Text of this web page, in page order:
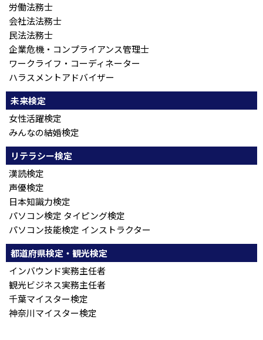
労働法務士
会社法法務士
民法法務士
企業危機・コンプライアンス管理士
ワークライフ・コーディネーター
ハラスメントアドバイザー
未来検定
女性活躍検定
みんなの結婚検定
リテラシー検定
漢読検定
声優検定
日本知識力検定
パソコン検定 タイピング検定
パソコン技能検定 インストラクター
都道府県検定・観光検定
インバウンド実務主任者
観光ビジネス実務主任者
千葉マイスター検定
神奈川マイスター検定